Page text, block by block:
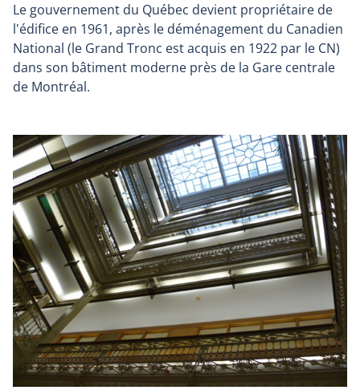
Le gouvernement du Québec devient propriétaire de
l'édifice en 1961, après le déménagement du Canadien
National (le Grand Tronc est acquis en 1922 par le CN)
dans son bâtiment moderne près de la Gare centrale
de Montréal.